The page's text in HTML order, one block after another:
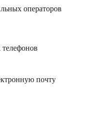
операторов
почту